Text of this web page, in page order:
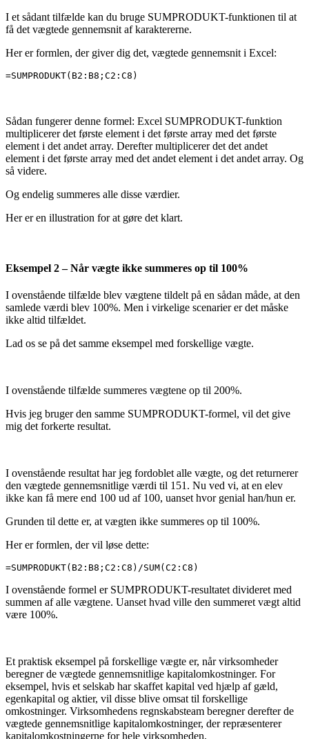
I et sådant tilfælde kan du bruge SUMPRODUKT-funktionen til at
få det vægtede gennemsnit af karaktererne.
Her er formlen, der giver dig det, vægtede gennemsnit i Excel:
=SUMPRODUKT(B2:B8;C2:C8)
Sådan fungerer denne formel: Excel SUMPRODUKT-funktion
multiplicerer det første element i det første array med det første
element i det andet array. Derefter multiplicerer det det andet
element i det første array med det andet element i det andet array. Og
så videre.
Og endelig summeres alle disse værdier.
Her er en illustration for at gøre det klart.
Eksempel 2 – Når vægte ikke summeres op til 100%
I ovenstående tilfælde blev vægtene tildelt på en sådan måde, at den
samlede værdi blev 100%. Men i virkelige scenarier er det måske
ikke altid tilfældet.
Lad os se på det samme eksempel med forskellige vægte.
I ovenstående tilfælde summeres vægtene op til 200%.
Hvis jeg bruger den samme SUMPRODUKT-formel, vil det give
mig det forkerte resultat.
I ovenstående resultat har jeg fordoblet alle vægte, og det returnerer
den vægtede gennemsnitlige værdi til 151. Nu ved vi, at en elev
ikke kan få mere end 100 ud af 100, uanset hvor genial han/hun er.
Grunden til dette er, at vægten ikke summeres op til 100%.
Her er formlen, der vil løse dette:
=SUMPRODUKT(B2:B8;C2:C8)/SUM(C2:C8)
I ovenstående formel er SUMPRODUKT-resultatet divideret med
summen af alle vægtene. Uanset hvad ville den summeret vægt altid
være 100%.
Et praktisk eksempel på forskellige vægte er, når virksomheder
beregner de vægtede gennemsnitlige kapitalomkostninger. For
eksempel, hvis et selskab har skaffet kapital ved hjælp af gæld,
egenkapital og aktier, vil disse blive omsat til forskellige
omkostninger. Virksomhedens regnskabsteam beregner derefter de
vægtede gennemsnitlige kapitalomkostninger, der repræsenterer
kapitalomkostningerne for hele virksomheden.